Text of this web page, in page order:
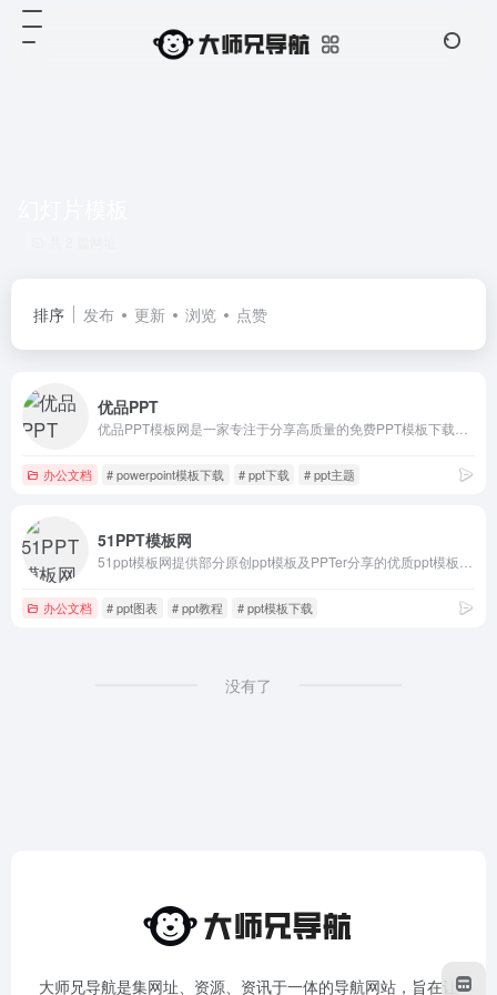
排序 发布 更新 浏览 点赞
优品PPT
办公文档 # powerpoint模板下载 # ppt下载 # ppt主题
51PPT模板网
办公文档 # ppt图表 # ppt教程 # ppt模板下载
没有了
大师兄导航是集网址、资源、资讯于一体的导航网站，旨在让